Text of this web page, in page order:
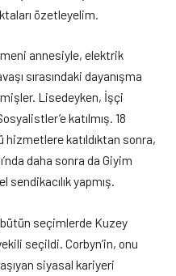
özetleyelim.
annesiyle, elektrik
sırasındaki dayanışma
Lisedeyken, İşçi
katılmış. 18
hizmetlere katıldıktan sonra,
daha sonra da Giyim
sendikacılık yapmış.
bütün seçimlerde Kuzey
seçildi. Corbyn’in, onu
siyasal kariyeri